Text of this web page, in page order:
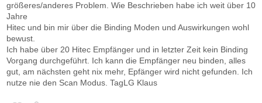
größeres/anderes Problem. Wie Beschrieben habe ich weit über 10
Jahre
Hitec und bin mir über die Binding Moden und Auswirkungen wohl
bewust.
Ich habe über 20 Hitec Empfänger und in letzter Zeit kein Binding
Vorgang durchgeführt. Ich kann die Empfänger neu binden, alles
gut, am nächsten geht nix mehr, Epfänger wird nicht gefunden. Ich
nutze nie den Scan Modus. TagLG Klaus